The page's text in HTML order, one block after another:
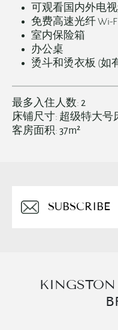
可观看国内外电
免费高速光纤 Wi-
室内保险箱
办公桌
烫斗和烫衣板 (如
最多入住人数: 2
床铺尺寸: 超级特大号
客房面积: 37m²
Alternative: